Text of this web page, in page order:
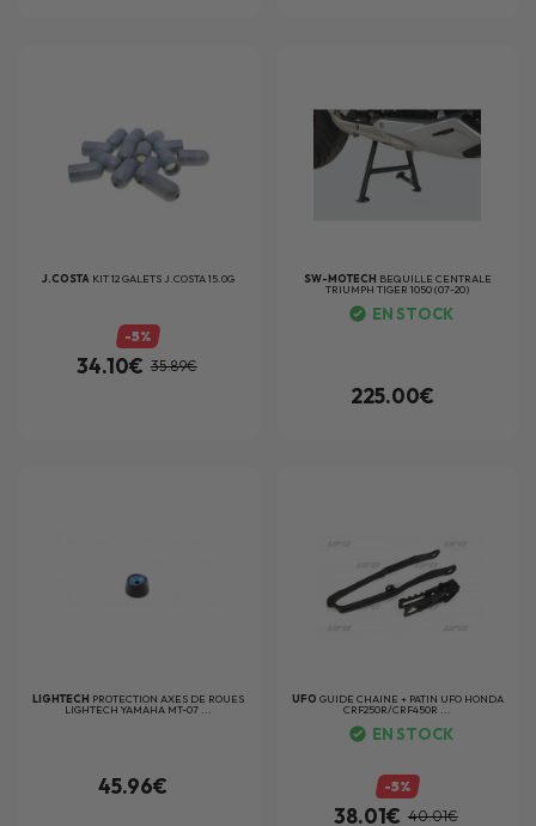
J.COSTA KIT 12 GALETS J.COSTA 15.0G
-5%
34.10€ 35.89€
SW-MOTECH BEQUILLE CENTRALE
TRIUMPH TIGER 1050 (07-20)
EN STOCK
225.00€
LIGHTECH PROTECTION AXES DE ROUES
LIGHTECH YAMAHA MT-07 ...
45.96€
UFO GUIDE CHAINE + PATIN UFO HONDA
CRF250R/CRF450R ...
EN STOCK
-5%
38.01€ 40.01€